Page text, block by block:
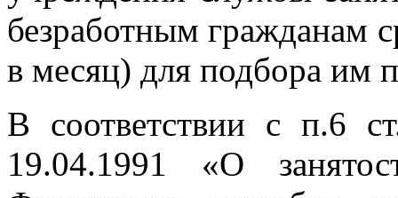
безработным гражданам
в месяц) для подбора им
В соответствии с п.6
19.04.1991 «О